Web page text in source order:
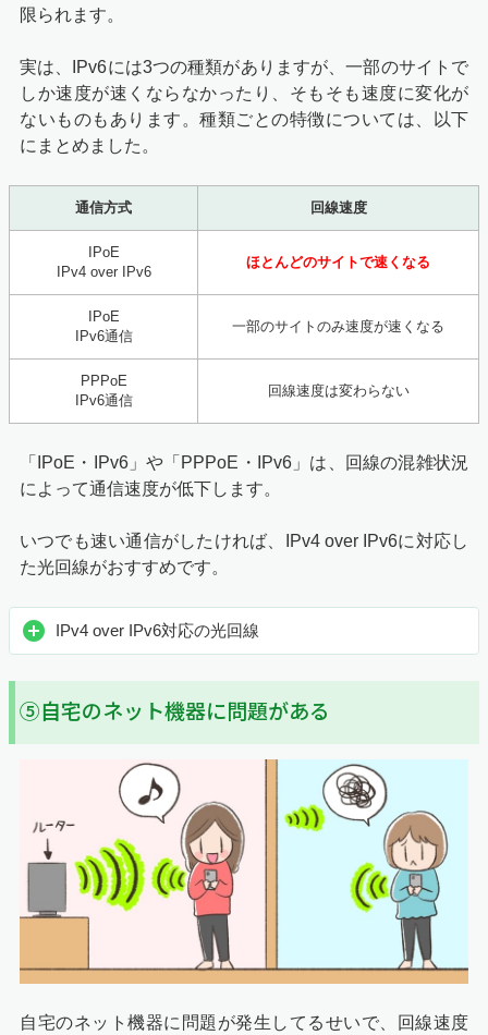
限られます。
実は、IPv6には3つの種類がありますが、一部のサイトで
しか速度が速くならなかったり、そもそも速度に変化が
ないものもあります。種類ごとの特徴については、以下
にまとめました。
通信方式 回線速度
IPoE
IPv4 over IPv6
ほとんどのサイトで速くなる
IPoE
IPv6通信
一部のサイトのみ速度が速くなる
PPPoE
IPv6通信
回線速度は変わらない
「IPoE・IPv6」や「PPPoE・IPv6」は、回線の混雑状況
によって通信速度が低下します。
いつでも速い通信がしたければ、IPv4 over IPv6に対応し
た光回線がおすすめです。
IPv4 over IPv6対応の光回線
⑤自宅のネット機器に問題がある
自宅のネット機器に問題が発生してるせいで、回線速度